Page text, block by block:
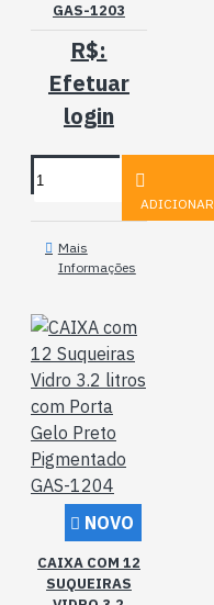
GAS-1203
R$:
Efetuar
login
ADICIONAR
Mais
Informações
NOVO
CAIXA COM 12
SUQUEIRAS